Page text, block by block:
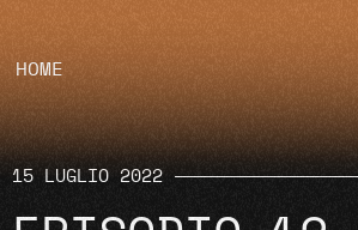
HOME
15 LUGLIO 2022